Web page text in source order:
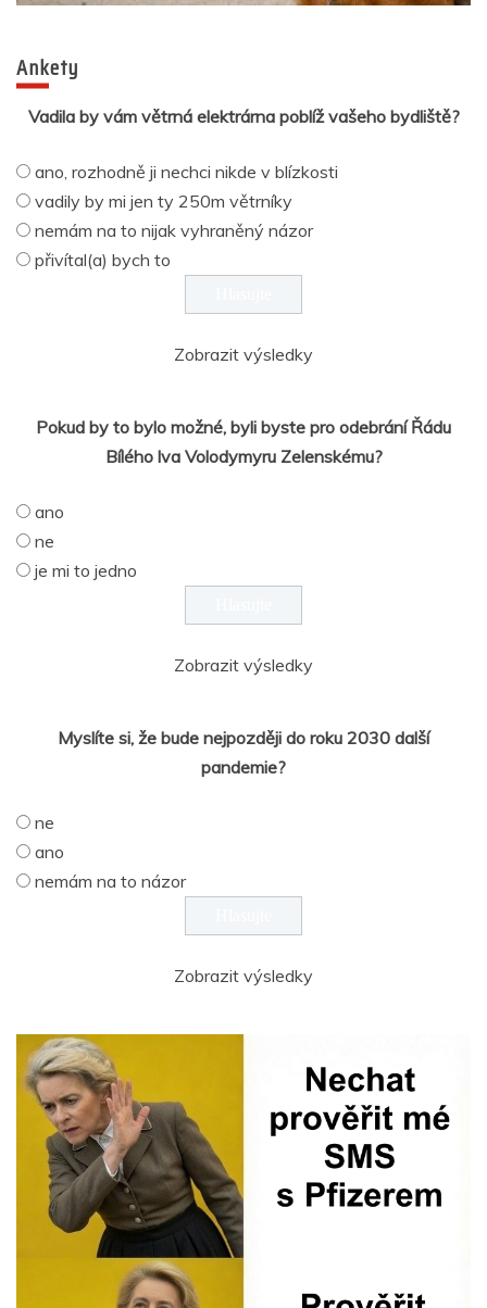
Ankety
Vadila by vám větrná elektrárna poblíž vašeho bydliště?
ano, rozhodně ji nechci nikde v blízkosti
vadily by mi jen ty 250m větrníky
nemám na to nijak vyhraněný názor
přivítal(a) bych to
Zobrazit výsledky
Pokud by to bylo možné, byli byste pro odebrání Řádu
Bílého lva Volodymyru Zelenskému?
ano
ne
je mi to jedno
Zobrazit výsledky
Myslíte si, že bude nejpozději do roku 2030 další
pandemie?
ne
ano
nemám na to názor
Zobrazit výsledky